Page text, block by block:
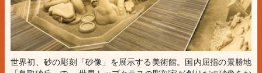
世界初、砂の彫刻「砂像」を展示する美術館。国内屈指の景勝地